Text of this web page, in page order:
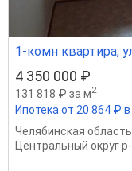
1-комн квартира,
4 350 000 ₽
131 818 ₽ за м2
Ипотека от 20 864 ₽
Челябинская область
Центральный округ